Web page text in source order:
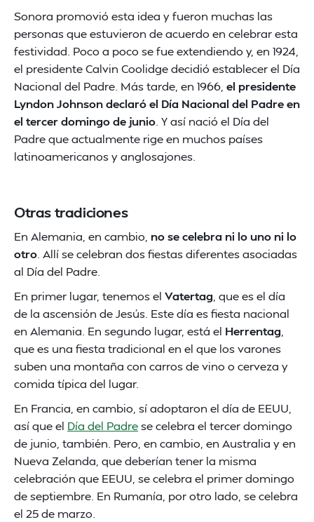
Sonora promovió esta idea y fueron muchas las
personas que estuvieron de acuerdo en celebrar esta
festividad. Poco a poco se fue extendiendo y, en 1924,
el presidente Calvin Coolidge decidió establecer el Día
Nacional del Padre. Más tarde, en 1966, el presidente
Lyndon Johnson declaró el Día Nacional del Padre en
el tercer domingo de junio . Y así nació el Día del
Padre que actualmente rige en muchos países
latinoamericanos y anglosajones.
Otras tradiciones
En Alemania, en cambio, no se celebra ni lo uno ni lo
otro . Allí se celebran dos fiestas diferentes asociadas
al Día del Padre.
En primer lugar, tenemos el Vatertag , que es el día
de la ascensión de Jesús. Este día es fiesta nacional
en Alemania. En segundo lugar, está el Herrentag
que es una fiesta tradicional en el que los varones
suben una montaña con carros de vino o cerveza y
comida típica del lugar.
En Francia, en cambio, sí adoptaron el día de EEUU,
así que el Día del Padrese celebra el tercer domingo
de junio, también. Pero, en cambio, en Australia y en
Nueva Zelanda, que deberían tener la misma
celebración que EEUU, se celebra el primer domingo
de septiembre. En Rumanía, por otro lado, se celebra
el 25 de marzo.